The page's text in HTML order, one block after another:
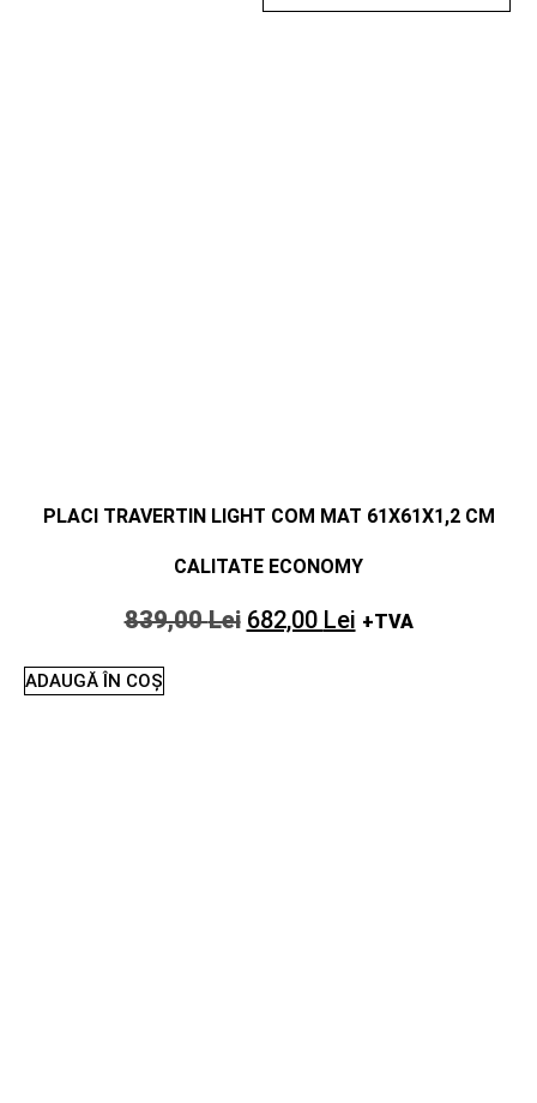
PLACI TRAVERTIN LIGHT COM MAT 61X61X1,2 CM
CALITATE ECONOMY
839,00Lei 682,00 Lei +TVA
ADAUGĂ ÎN COȘ